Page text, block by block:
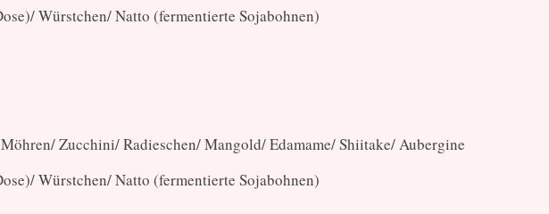
Würstchen/ Natto (fermentierte Sojabohnen)
Zucchini/ Radieschen/ Mangold/ Edamame/ Shiitake/ Aubergine
Würstchen/ Natto (fermentierte Sojabohnen)